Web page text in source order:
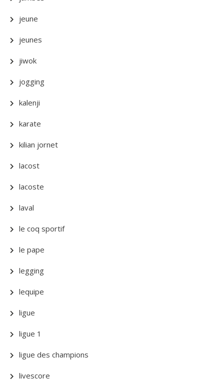
jeune
jeunes
jiwok
jogging
kalenji
karate
kilian jornet
lacost
lacoste
laval
le coq sportif
le pape
legging
lequipe
ligue
ligue 1
ligue des champions
livescore